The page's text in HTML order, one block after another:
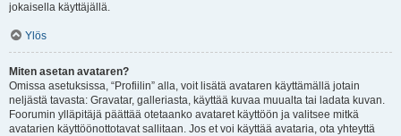
jokaisella käyttäjällä.
Ylös
Miten asetan avataren?
Omissa asetuksissa, “Profiilin” alla, voit lisätä avataren käyttämällä jotain
neljästä tavasta: Gravatar, galleriasta, käyttää kuvaa muualta tai ladata kuvan.
Foorumin ylläpitäjä päättää otetaanko avataret käyttöön ja valitsee mitkä
avatarien käyttöönottotavat sallitaan. Jos et voi käyttää avataria, ota yhteyttä